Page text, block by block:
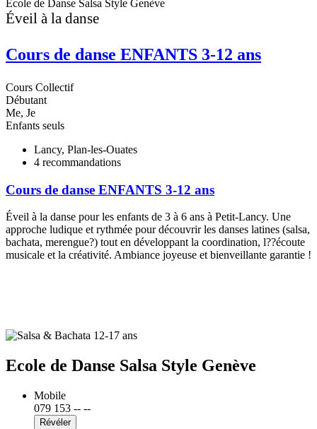
Ecole de Danse Salsa Style Genève
Éveil à la danse
Cours de danse ENFANTS 3-12 ans
Cours Collectif
Débutant
Me, Je
Enfants seuls
Lancy, Plan-les-Ouates
4 recommandations
Cours de danse ENFANTS 3-12 ans
Éveil à la danse pour les enfants de 3 à 6 ans à Petit-Lancy. Une
approche ludique et rythmée pour découvrir les danses latines (salsa,
bachata, merengue?) tout en développant la coordination, l??écoute
musicale et la créativité. Ambiance joyeuse et bienveillante garantie !
Ecole de Danse Salsa Style Genève
Mobile
079 153 -- --
Révéler